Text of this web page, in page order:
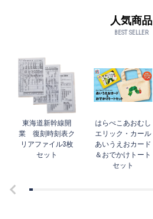
人気商品
BEST SELLER
東海道新幹線開
業 復刻時刻表ク
リアファイル3枚
セット
はらぺこあおむし
エリック・カール
あいうえおカード
＆おでかけトート
セット